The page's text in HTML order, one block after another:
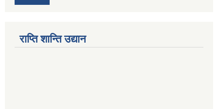
राप्ति शान्ति उद्यान